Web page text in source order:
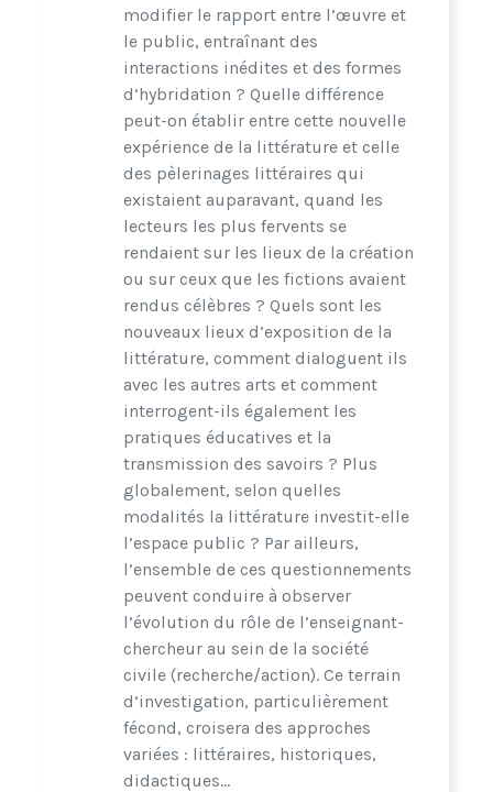
modifier le rapport entre l’œuvre et
le public, entraînant des
interactions inédites et des formes
d’hybridation ? Quelle différence
peut-on établir entre cette nouvelle
expérience de la littérature et celle
des pèlerinages littéraires qui
existaient auparavant, quand les
lecteurs les plus fervents se
rendaient sur les lieux de la création
ou sur ceux que les fictions avaient
rendus célèbres ? Quels sont les
nouveaux lieux d’exposition de la
littérature, comment dialoguent ils
avec les autres arts et comment
interrogent-ils également les
pratiques éducatives et la
transmission des savoirs ? Plus
globalement, selon quelles
modalités la littérature investit-elle
l’espace public ? Par ailleurs,
l’ensemble de ces questionnements
peuvent conduire à observer
l’évolution du rôle de l’enseignant-
chercheur au sein de la société
civile (recherche/action). Ce terrain
d’investigation, particulièrement
fécond, croisera des approches
variées : littéraires, historiques,
didactiques…